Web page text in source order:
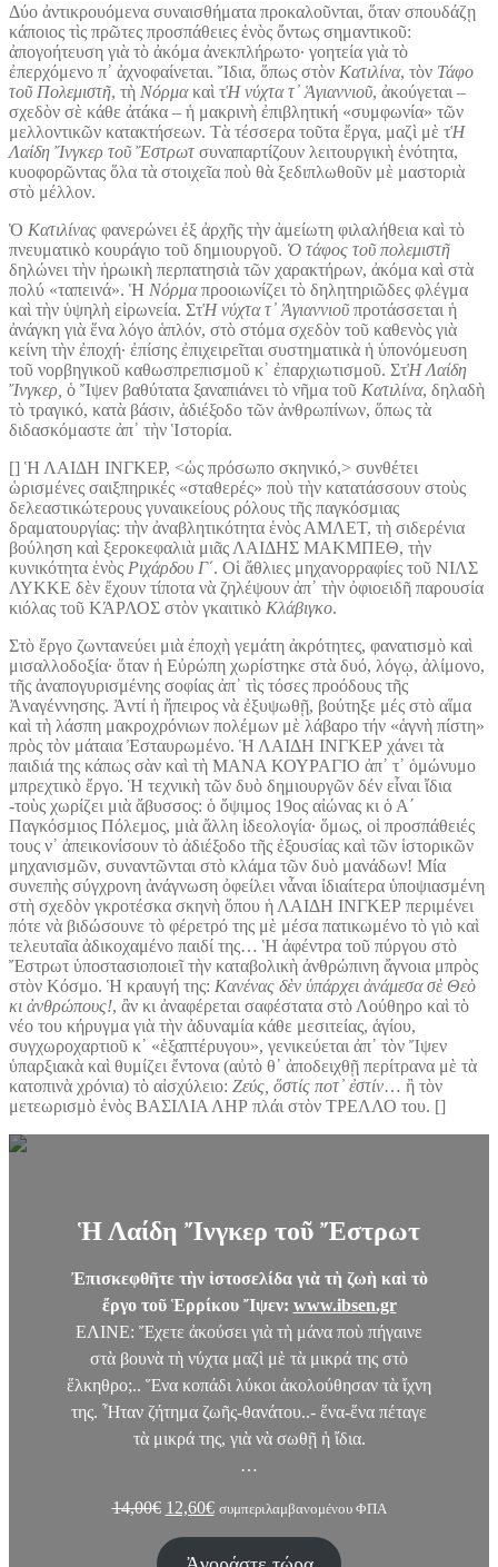
Δύο ἀντικρουόμενα συναισθήματα προκαλοῦνται, ὅταν σπουδάζῃ
κάποιος τὶς πρῶτες προσπάθειες ἑνὸς ὄντως σημαντικοῦ:
ἀπογοήτευση γιὰ τὸ ἀκόμα ἀνεκπλήρωτο· γοητεία γιὰ τὸ
ἐπερχόμενο π᾽ ἀχνοφαίνεται. Ἴδια, ὅπως στὸν Κατιλίνα, τὸν Τάφο
τοῦ Πολεμιστῆ, τὴ Νόρμακαὶ τἩ νύχτα τ᾽ Ἁγιαννιοῦ, ἀκούγεται –
σχεδὸν σὲ κάθε ἀτάκα – ἡ μακρινὴ ἐπιβλητική «συμφωνία» τῶν
μελλοντικῶν κατακτήσεων. Τὰ τέσσερα τοῦτα ἔργα, μαζὶ μὲ τἩ
Λαίδη Ἴνγκερ τοῦ Ἔστρωτ συναπαρτίζουν λειτουργικὴ ἑνότητα,
κυοφορῶντας ὅλα τὰ στοιχεῖα ποὺ θὰ ξεδιπλωθοῦν μὲ μαστοριὰ
στὸ μέλλον.
Ὁ Κατιλίνας φανερώνει ἐξ ἀρχῆς τὴν ἀμείωτη φιλαλήθεια καὶ τὸ
πνευματικὸ κουράγιο τοῦ δημιουργοῦ. Ὁ τάφος τοῦ πολεμιστῆ
δηλώνει τὴν ἡρωικὴ περπατησιὰ τῶν χαρακτήρων, ἀκόμα καὶ στὰ
πολύ «ταπεινά». Ἡ Νόρμαπροοιωνίζει τὸ δηλητηριῶδες φλέγμα
καὶ τὴν ὑψηλὴ εἰρωνεία. ΣτἩ νύχτα τ᾽ Ἁγιαννιοῦπροτάσσεται ἡ
ἀνάγκη γιὰ ἕνα λόγο ἁπλόν, στὸ στόμα σχεδὸν τοῦ καθενὸς γιὰ
κείνη τὴν ἐποχή· ἐπίσης ἐπιχειρεῖται συστηματικὰ ἡ ὑπονόμευση
τοῦ νορβηγικοῦ καθωσπρεπισμοῦ κ᾽ ἐπαρχιωτισμοῦ. ΣτἩ Λαίδη
Ἴνγκερ, ὁ Ἴψεν βαθύτατα ξαναπιάνει τὸ νῆμα τοῦ Κατιλίνα, δηλαδὴ
τὸ τραγικό, κατὰ βάσιν, ἀδιέξοδο τῶν ἀνθρωπίνων, ὅπως τὰ
διδασκόμαστε ἀπ᾽ τὴν Ἱστορία.
[] Ἡ ΛΑΙΔΗ ΙΝΓΚΕΡ, <ὡς πρόσωπο σκηνικό,> συνθέτει
ὡρισμένες σαιξπηρικές «σταθερές» ποὺ τὴν κατατάσσουν στοὺς
δελεαστικώτερους γυναικείους ρόλους τῆς παγκόσμιας
δραματουργίας: τὴν ἀναβλητικότητα ἑνὸς ΑΜΛΕΤ, τὴ σιδερένια
βούληση καὶ ξεροκεφαλιὰ μιᾶς ΛΑΙΔΗΣ ΜΑΚΜΠΕΘ, τὴν
κυνικότητα ἑνὸς Ριχάρδου Γ΄. Οἱ ἄθλιες μηχανορραφίες τοῦ ΝΙΛΣ
ΛΥΚΚΕ δὲν ἔχουν τίποτα νὰ ζηλέψουν ἀπ᾽ τὴν ὀφιοειδῆ παρουσία
κιόλας τοῦ ΚΆΡΛΟΣ στὸν γκαιτικὸ Κλάβιγκο.
Στὸ ἔργο ζωντανεύει μιὰ ἐποχὴ γεμάτη ἀκρότητες, φανατισμὸ καὶ
μισαλλοδοξία· ὅταν ἡ Εὐρώπη χωρίστηκε στὰ δυό, λόγῳ, ἀλίμονο,
τῆς ἀναπογυρισμένης σοφίας ἀπ᾽ τὶς τόσες προόδους τῆς
Ἀναγέννησης. Ἀντί ἡ ἤπειρος νὰ ἐξυψωθῇ, βούτηξε μές στὸ αἵμα
καὶ τὴ λάσπη μακροχρόνιων πολέμων μὲ λάβαρο τήν «ἁγνὴ πίστη»
πρὸς τὸν μάταια Ἐσταυρωμένο. Ἡ ΛΑΙΔΗ ΙΝΓΚΕΡ χάνει τὰ
παιδιά της κάπως σὰν καὶ τὴ ΜΑΝΑ ΚΟΥΡΑΓΙΟ ἀπ᾽ τ᾽ ὁμώνυμο
μπρεχτικὸ ἔργο. Ἡ τεχνικὴ τῶν δυὸ δημιουργῶν δέν εἶναι ἴδια
-τοὺς χωρίζει μιὰ ἄβυσσος: ὁ ὄψιμος 19ος αἰώνας κι ὁ Α΄
Παγκόσμιος Πόλεμος, μιὰ ἄλλη ἰδεολογία· ὅμως, οἱ προσπάθειές
τους ν᾽ ἀπεικονίσουν τὸ ἀδιέξοδο τῆς ἐξουσίας καὶ τῶν ἱστορικῶν
μηχανισμῶν, συναντῶνται στὸ κλάμα τῶν δυὸ μανάδων! Μία
συνεπὴς σύγχρονη ἀνάγνωση ὀφείλει νἆναι ἰδιαίτερα ὑποψιασμένη
στὴ σχεδὸν γκροτέσκα σκηνὴ ὅπου ἡ ΛΑΙΔΗ ΙΝΓΚΕΡ περιμένει
πότε νὰ βιδώσουνε τὸ φέρετρό της μὲ μέσα πατικωμένο τὸ γιὸ καὶ
τελευταῖα ἀδικοχαμένο παιδί της… Ἡ ἀφέντρα τοῦ πύργου στὸ
Ἔστρωτ ὑποστασιοποιεῖ τὴν καταβολικὴ ἀνθρώπινη ἄγνοια μπρὸς
στὸν Κόσμο. Ἡ κραυγή της: Κανένας δὲν ὑπάρχει ἀνάμεσα σὲ Θεὸ
κι ἀνθρώπους!, ἂν κι ἀναφέρεται σαφέστατα στὸ Λούθηρο καὶ τὸ
νέο του κήρυγμα γιὰ τὴν ἀδυναμία κάθε μεσιτείας, ἁγίου,
συγχωροχαρτιοῦ κ᾽ «ἑξαπτέρυγου», γενικεύεται ἀπ᾽ τὸν Ἴψεν
ὑπαρξιακὰ καὶ θυμίζει ἔντονα (αὐτὸ θ᾽ ἀποδειχθῇ περίτρανα μὲ τὰ
κατοπινὰ χρόνια) τὸ αἰσχύλειο: Ζεύς, ὅστίς ποτ᾽ ἐστίν… ἢ τὸν
μετεωρισμὸ ἑνὸς ΒΑΣΙΛΙΑ ΛΗΡ πλάι στὸν ΤΡΕΛΛΟ του. []
Ἡ Λαίδη Ἴνγκερ τοῦ Ἔστρωτ
Ἐπισκεφθῆτε τὴν ἱστοσελίδα γιὰ τὴ ζωὴ καὶ τὸ
ἔργο τοῦ Ἑρρίκου Ἴψεν: www.ibsen.gr
ΕΛΙΝΕ: Ἔχετε ἀκούσει γιὰ τὴ μάνα ποὺ πήγαινε
στὰ βουνὰ τὴ νύχτα μαζὶ μὲ τὰ μικρά της στὸ
ἕλκηθρο;.. Ἕνα κοπάδι λύκοι ἀκολούθησαν τὰ ἴχνη
της. Ἦταν ζήτημα ζωῆς-θανάτου..- ἕνα-ἕνα πέταγε
τὰ μικρά της, γιὰ νὰ σωθῇ ἡ ἴδια.
…
14,00€ Original
was:
12,60€Ησυμπεριλαμβανομένου ΦΠΑ